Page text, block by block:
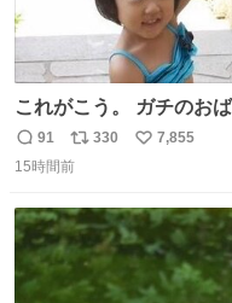
これがこう。 ガチのおばさんと姪っ子です。 （身長抜かさ
返
信
91
リ
ポ
ト
数
330
い
数
7,855
15時間前